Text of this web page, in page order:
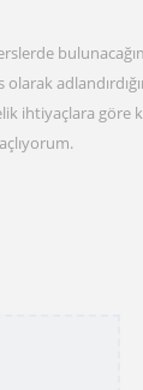
ihtiyaçlara